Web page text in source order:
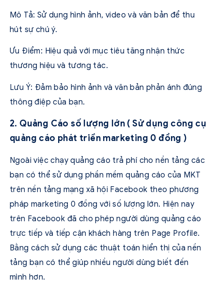
Mô Tả: Sử dụng hình ảnh, video và văn bản để thu
hút sự chú ý.
Ưu Điểm: Hiệu quả với mục tiêu tăng nhận thức
thương hiệu và tương tác.
Lưu Ý: Đảm bảo hình ảnh và văn bản phản ánh đúng
thông điệp của bạn.
2. Quảng Cáo số lượng lớn ( Sử dụng công cụ
quảng cáo phát triển marketing 0 đồng )
Ngoài việc chạy quảng cáo trả phí cho nền tảng các
bạn có thể sử dụng phần mềm quảng cáo của MKT
trên nền tảng mạng xã hội Facebook theo phương
pháp marketing 0 đồng với số lượng lớn. Hiện nay
trên Facebook đã cho phép người dùng quảng cáo
trực tiếp và tiếp cận khách hàng trên Page Profile.
Bằng cách sử dụng các thuật toán hiển thị của nền
tảng bạn có thể giúp nhiều người dùng biết đến
mình hơn.